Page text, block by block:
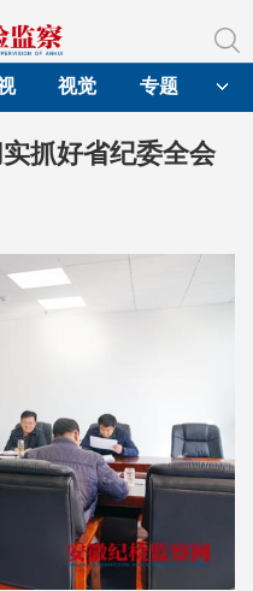
视觉 专题
抓好省纪委全会